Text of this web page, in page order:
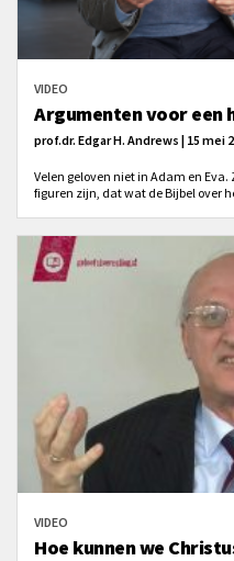
VIDEO
Argumenten voor een
prof.dr. Edgar H. Andrews | 15 mei
Velen geloven niet in Adam en
figuren zijn, dat wat de Bijbel over
VIDEO
Hoe kunnen we